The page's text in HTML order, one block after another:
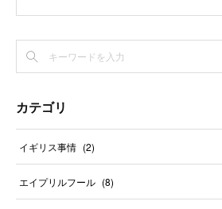
カテゴリ
イギリス事情 (2)
エイプリルフール (8)